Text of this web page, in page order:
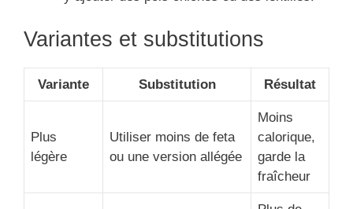
Variantes et substitutions
Variante Substitution Résultat
Plus
légère
Utiliser moins de feta
ou une version allégée
Moins
calorique,
garde la
fraîcheur